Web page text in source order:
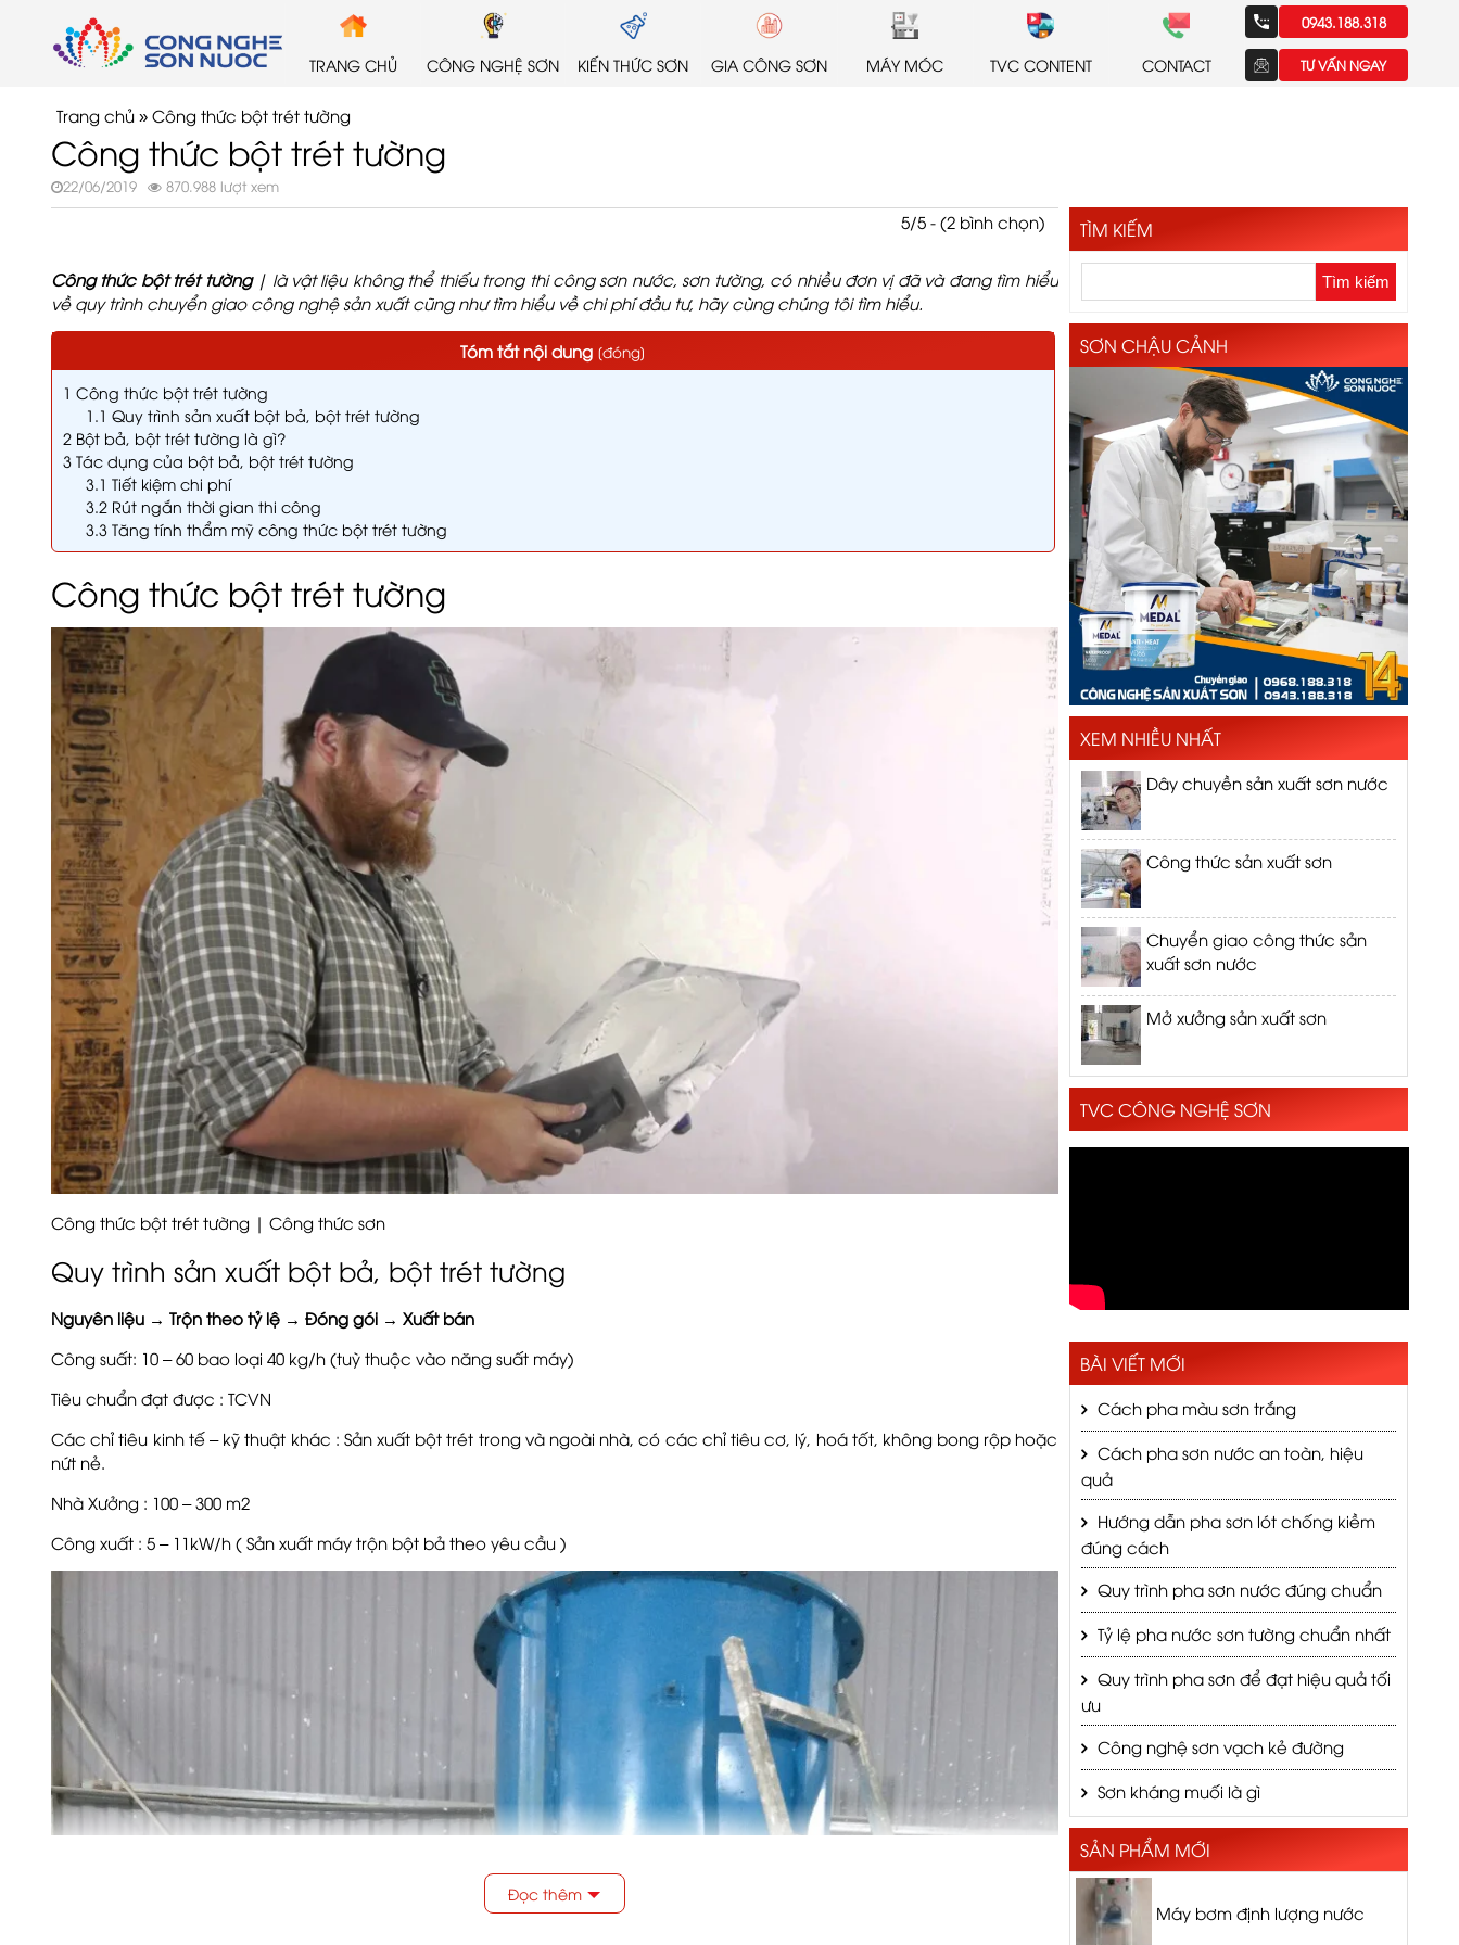
TRANG CHỦ CÔNG NGHỆ SƠN KIẾN THỨC SƠN GIA CÔNG SƠN MÁY MÓC TVC CONTENT CONTACT
0943.188.318
TƯ VẤN NGAY
Trang chủ » Công thức bột trét tường
Công thức bột trét tường
22/06/2019 870.988 lượt xem
5/5 - (2 bình chọn)
Công thức bột trét tường| là vật liệu không thể thiếu trong thi công sơn nước, sơn tường, có nhiều đơn vị đã và đang tìm hiểu
về quy trình chuyển giao công nghệ sản xuất cũng như tìm hiểu về chi phí đầu tư, hãy cùng chúng tôi tìm hiểu.
Tóm tắt nội dung [đóng]
1 Công thức bột trét tường
1.1 Quy trình sản xuất bột bả, bột trét tường
2 Bột bả, bột trét tường là gì?
3 Tác dụng của bột bả, bột trét tường
3.1 Tiết kiệm chi phí
3.2 Rút ngắn thời gian thi công
3.3 Tăng tính thẩm mỹ công thức bột trét tường
Công thức bột trét tường
Công thức bột trét tường | Công thức sơn
Quy trình sản xuất bột bả, bột trét tường
Nguyên liệu → Trộn theo tỷ lệ → Đóng gói → Xuất bán
Công suất: 10 – 60 bao loại 40 kg/h (tuỳ thuộc vào năng suất máy)
Tiêu chuẩn đạt được : TCVN
Các chỉ tiêu kinh tế – kỹ thuật khác : Sản xuất bột trét trong và ngoài nhà, có các chỉ tiêu cơ, lý, hoá tốt, không bong rộp hoặc
nứt nẻ.
Nhà Xưởng : 100 – 300 m2
Công xuất : 5 – 11kW/h ( Sản xuất máy trộn bột bả theo yêu cầu )
Đọc thêm
TÌM KIẾM
SƠN CHẬU CẢNH
XEM NHIỀU NHẤT
Dây chuyền sản xuất sơn nước
Công thức sản xuất sơn
Chuyển giao công thức sản
xuất sơn nước
Mở xưởng sản xuất sơn
TVC CÔNG NGHỆ SƠN
BÀI VIẾT MỚI
Cách pha màu sơn trắng
Cách pha sơn nước an toàn, hiệu
quả
Hướng dẫn pha sơn lót chống kiềm
đúng cách
Quy trình pha sơn nước đúng chuẩn
Tỷ lệ pha nước sơn tường chuẩn nhất
Quy trình pha sơn để đạt hiệu quả tối
ưu
Công nghệ sơn vạch kẻ đường
Sơn kháng muối là gì
SẢN PHẨM MỚI
Máy bơm định lượng nước